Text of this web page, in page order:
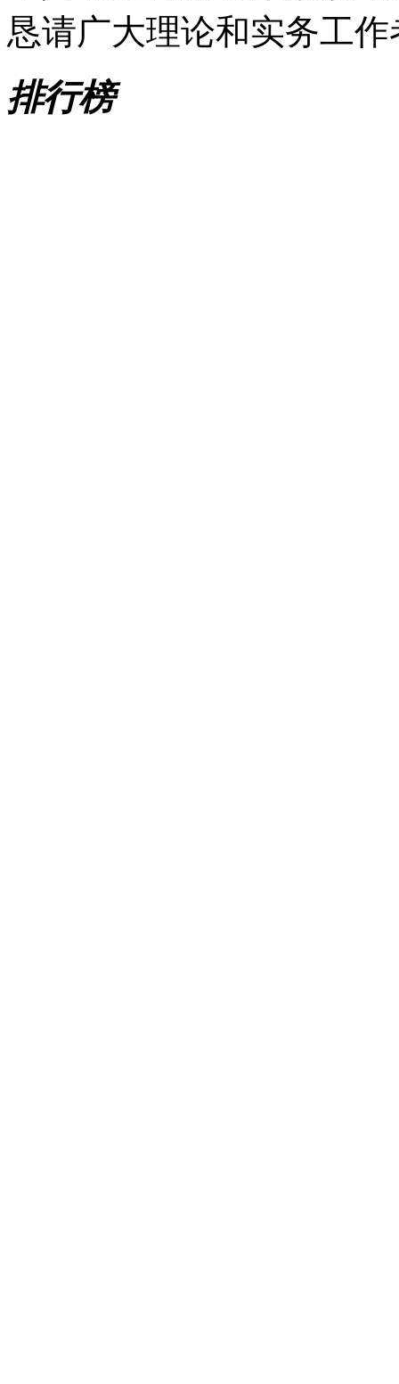
恳请广大理论和实务工
排行榜